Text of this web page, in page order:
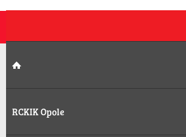
RCKIK Opole